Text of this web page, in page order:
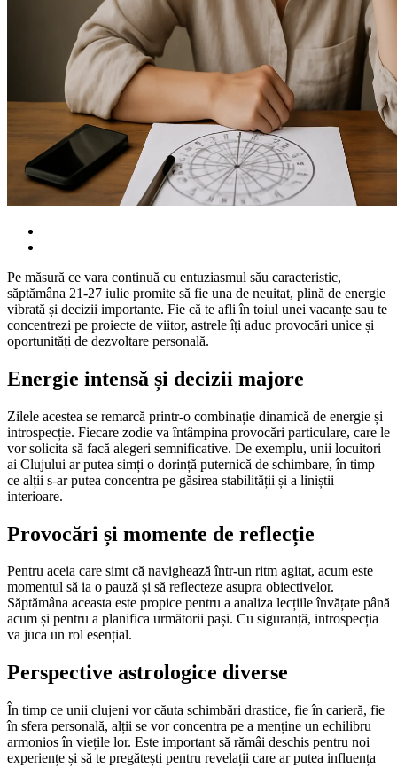
Pe măsură ce vara continuă cu entuziasmul său caracteristic,
săptămâna 21-27 iulie promite să fie una de neuitat, plină de energie
vibrată și decizii importante. Fie că te afli în toiul unei vacanțe sau te
concentrezi pe proiecte de viitor, astrele îți aduc provocări unice și
oportunități de dezvoltare personală.
Energie intensă și decizii majore
Zilele acestea se remarcă printr-o combinație dinamică de energie și
introspecție. Fiecare zodie va întâmpina provocări particulare, care le
vor solicita să facă alegeri semnificative. De exemplu, unii locuitori
ai Clujului ar putea simți o dorință puternică de schimbare, în timp
ce alții s-ar putea concentra pe găsirea stabilității și a liniștii
interioare.
Provocări și momente de reflecție
Pentru aceia care simt că navighează într-un ritm agitat, acum este
momentul să ia o pauză și să reflecteze asupra obiectivelor.
Săptămâna aceasta este propice pentru a analiza lecțiile învățate până
acum și pentru a planifica următorii pași. Cu siguranță, introspecția
va juca un rol esențial.
Perspective astrologice diverse
În timp ce unii clujeni vor căuta schimbări drastice, fie în carieră, fie
în sfera personală, alții se vor concentra pe a menține un echilibru
armonios în viețile lor. Este important să rămâi deschis pentru noi
experiențe și să te pregătești pentru revelații care ar putea influența